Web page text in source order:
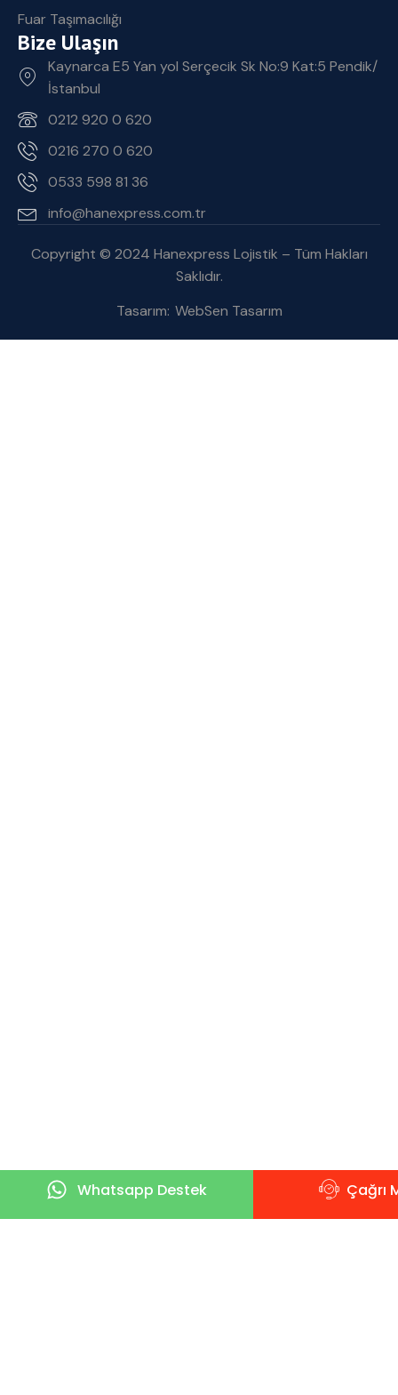
Fuar Taşımacılığı
Bize Ulaşın
Kaynarca E5 Yan yol Serçecik Sk No:9 Kat:5 Pendik/
İstanbul
0212 920 0 620
0216 270 0 620
0533 598 81 36
info@hanexpress.com.tr
Copyright © 2024 Hanexpress Lojistik – Tüm Hakları
Saklıdır.
Tasarım: WebSen Tasarım
Whatsapp Destek Çağrı